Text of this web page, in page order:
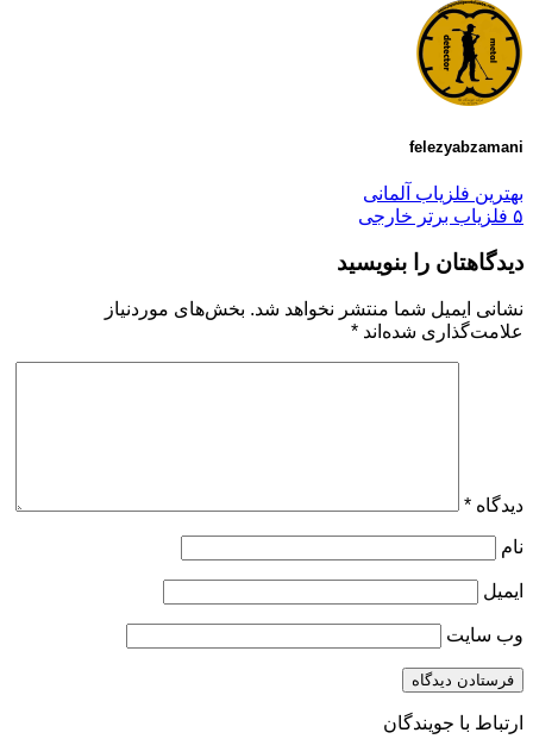
felezyabzamani
بهترین فلزیاب آلمانی
۵ فلزیاب برتر خارجی
دیدگاهتان را بنویسید
نشانی ایمیل شما منتشر نخواهد شد. بخش‌های موردنیاز
علامت‌گذاری شده‌اند *
دیدگاه *
نام
ایمیل
وب‌ سایت
ارتباط با جویندگان